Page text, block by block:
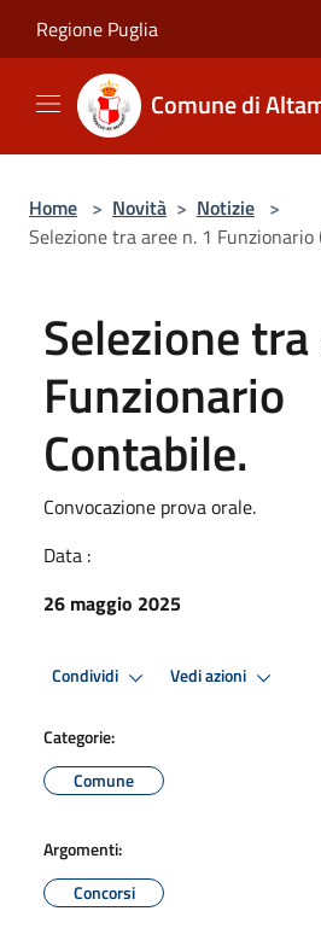
Regione Puglia
Comune di
Home > Novità > Notizie >
Selezione tra aree n. 1 Funzionario
Selezione
Funzionario
Contabile.
Convocazione prova orale.
Data :
26 maggio 2025
Condividi Vedi azioni
Categorie:
Comune
Argomenti:
Concorsi